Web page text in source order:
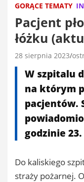
GORĄCE TEMATY
Pacjent
łóżku
28 sierpnia 2023
W szpitalu
na którym
pacjentów.
godzinie 23.
Do kaliskiego
straży pożarnej.